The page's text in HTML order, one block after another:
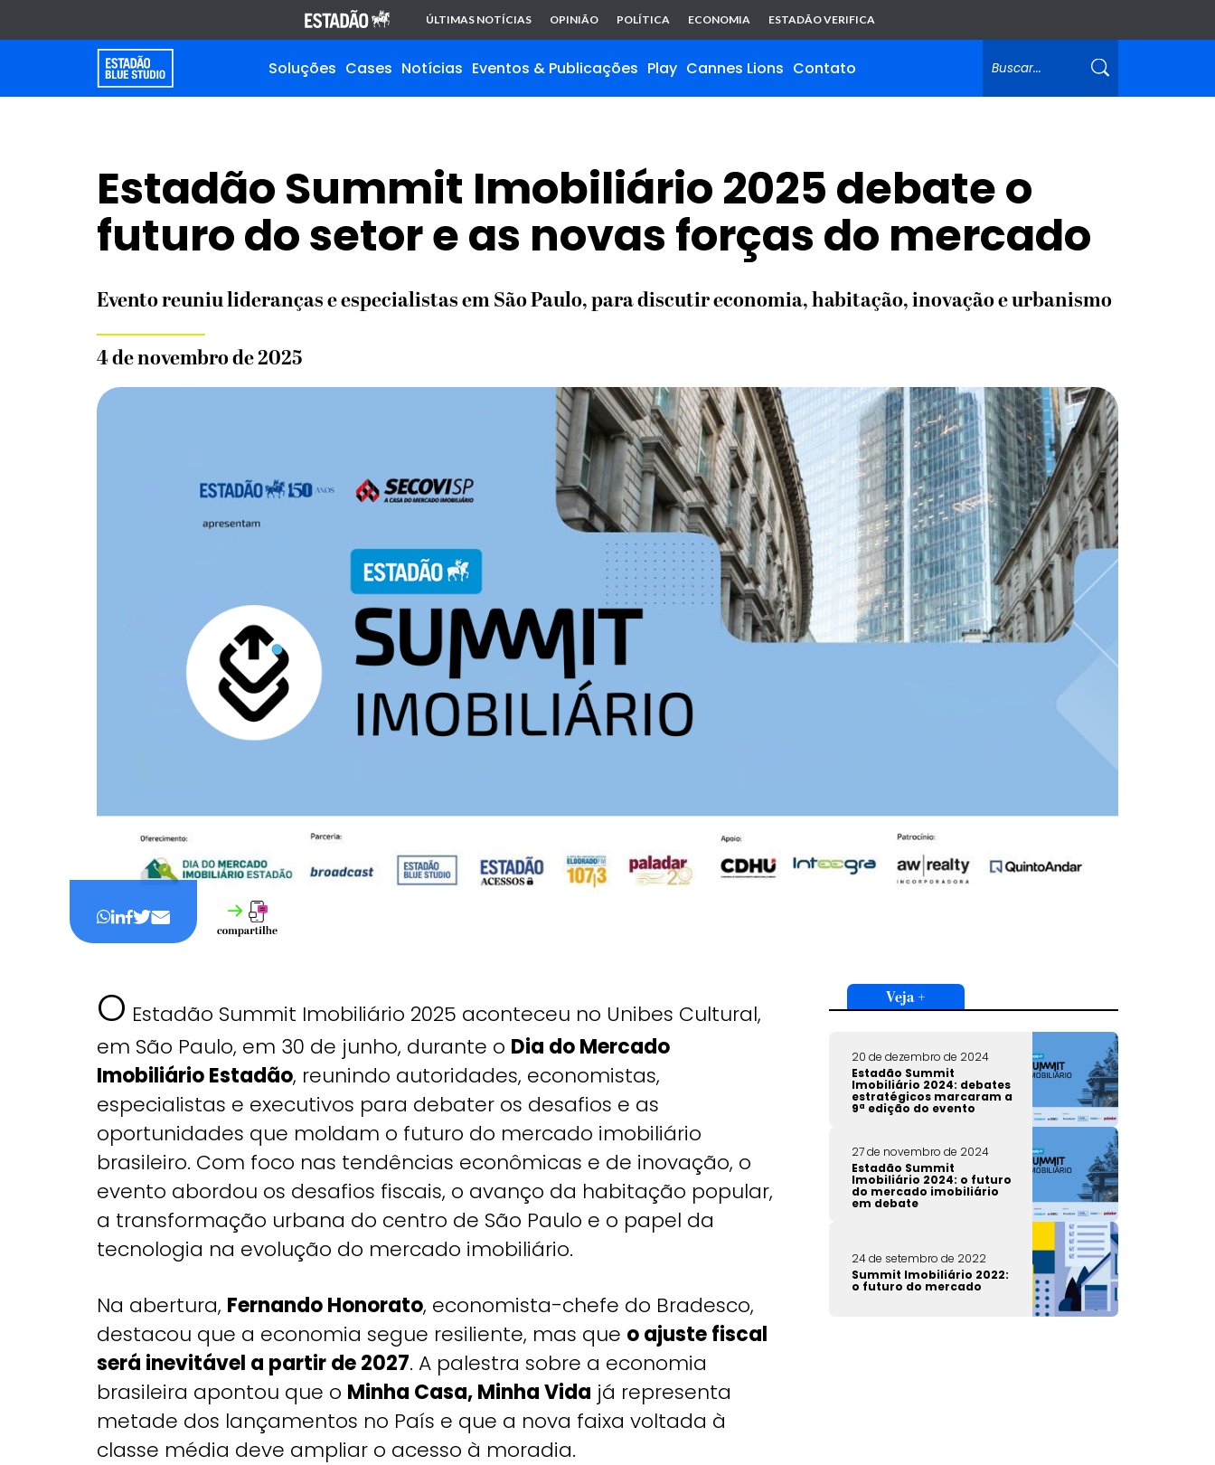
ÚLTIMAS NOTÍCIAS OPINIÃO POLÍTICA ECONOMIA ESTADÃO VERIFICA
Soluções Cases Notícias Eventos & Publicações Play Cannes Lions Contato
Estadão Summit Imobiliário 2025 debate o
futuro do setor e as novas forças do mercado
Evento reuniu lideranças e especialistas em São Paulo, para discutir economia, habitação, inovação e urbanismo
4 de novembro de 2025
O Estadão Summit Imobiliário 2025 aconteceu no Unibes Cultural,
em São Paulo, em 30 de junho, durante o Dia do Mercado
Imobiliário Estadão, reunindo autoridades, economistas,
especialistas e executivos para debater os desafios e as
oportunidades que moldam o futuro do mercado imobiliário
brasileiro. Com foco nas tendências econômicas e de inovação, o
evento abordou os desafios fiscais, o avanço da habitação popular,
a transformação urbana do centro de São Paulo e o papel da
tecnologia na evolução do mercado imobiliário.
Na abertura, Fernando Honorato, economista-chefe do Bradesco,
destacou que a economia segue resiliente, mas que o ajuste fiscal
será inevitável a partir de 2027. A palestra sobre a economia
brasileira apontou que o Minha Casa, Minha Vida já representa
metade dos lançamentos no País e que a nova faixa voltada à
classe média deve ampliar o acesso à moradia.
Veja +
20 de dezembro de 2024
Estadão Summit
Imobiliário 2024: debates
estratégicos marcaram a
9ª edição do evento
27 de novembro de 2024
Estadão Summit
Imobiliário 2024: o futuro
do mercado imobiliário
em debate
24 de setembro de 2022
Summit Imobiliário 2022:
o futuro do mercado